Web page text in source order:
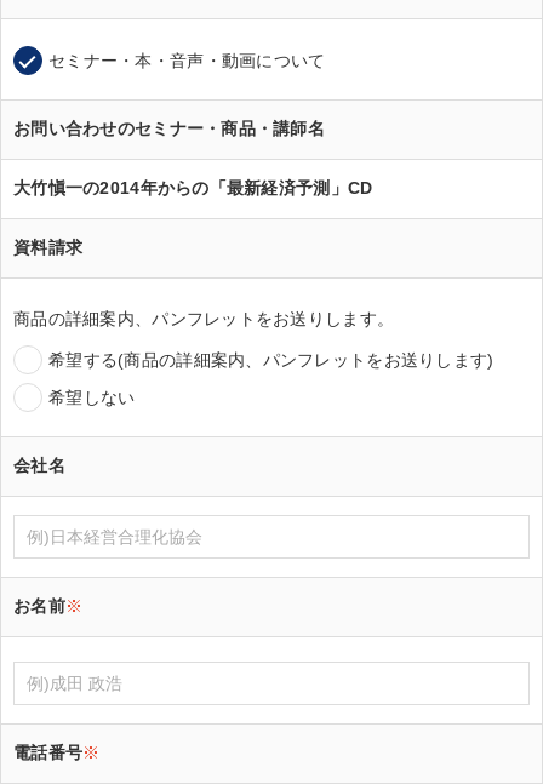
セミナー・本・音声・動画について
お問い合わせのセミナー・商品・講師名
大竹愼一の2014年からの「最新経済予測」CD
資料請求
商品の詳細案内、パンフレットをお送りします。
希望する(商品の詳細案内、パンフレットをお送りします)
希望しない
会社名
お名前※
電話番号※